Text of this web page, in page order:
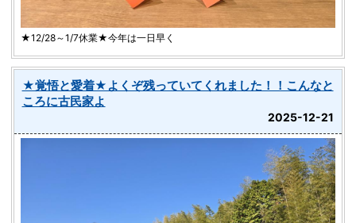
★12/28～1/7休業★今年は一日早く
★覚悟と愛着★よくぞ残っていてくれました！！こんなと
ころに古民家よ
2025-12-21